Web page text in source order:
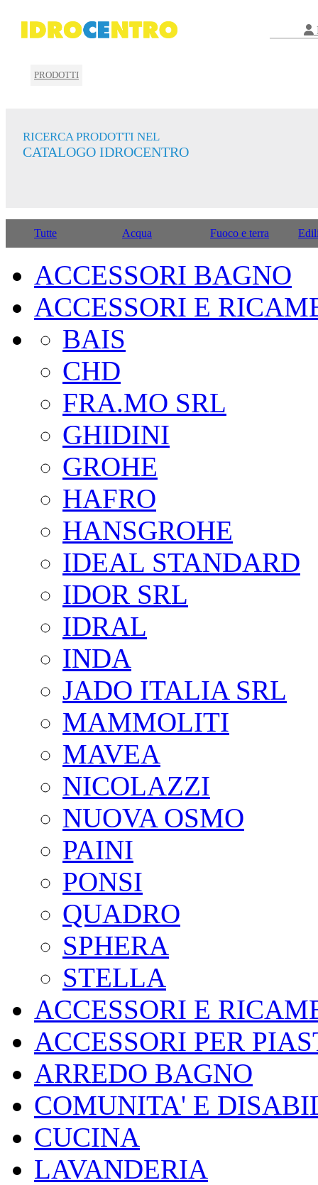
PRODOTTI
RICERCA PRODOTTI NEL
CATALOGO IDROCENTRO
Tutte Acqua Fuoco e terra
ACCESSORI BAGNO
ACCESSORI E
BAIS
CHD
FRA.MO SRL
GHIDINI
GROHE
HAFRO
HANSGROHE
IDEAL STANDARD
IDOR SRL
IDRAL
INDA
JADO ITALIA SRL
MAMMOLITI
MAVEA
NICOLAZZI
NUOVA OSMO
PAINI
PONSI
QUADRO
SPHERA
STELLA
ACCESSORI E
ACCESSORI PER
ARREDO BAGNO
COMUNITA' E
CUCINA
LAVANDERIA